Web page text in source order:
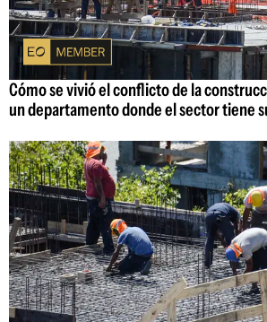
Cómo se vivió el conflicto de la
un departamento donde el sector tiene